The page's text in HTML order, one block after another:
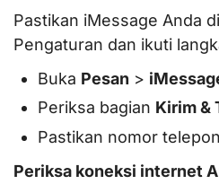
Pastikan iMessage Anda
Pengaturan dan ikuti
Buka Pesan >
Periksa bagian Kirim &
Pastikan nomor
Periksa koneksi internet